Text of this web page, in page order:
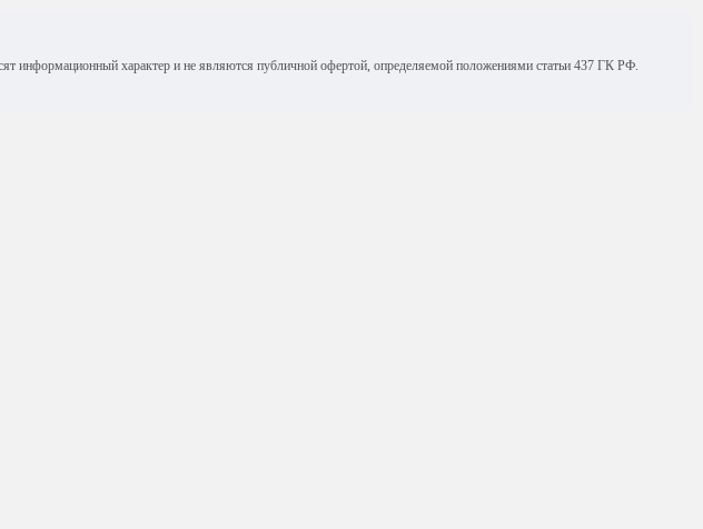
информационный характер и не являются публичной офертой, определяемой положениями статьи 437 ГК РФ.